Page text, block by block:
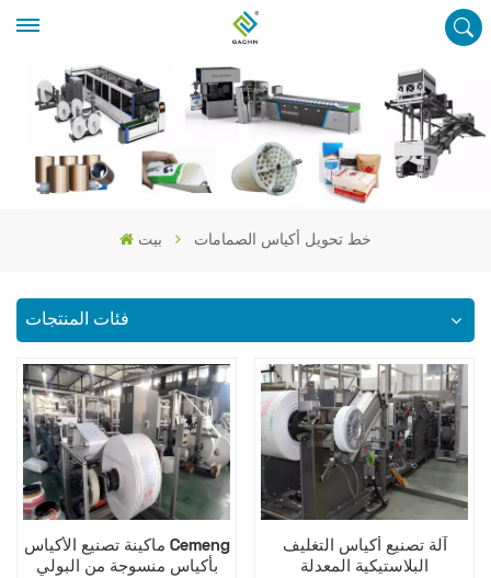
بيت خط تحويل أكياس الصمامات
فئات المنتجات
ماكينة تصنيع الأكياس Cemeng
بأكياس منسوجة من البولي
آلة تصنيع أكياس التغليف
البلاستيكية المعدلة